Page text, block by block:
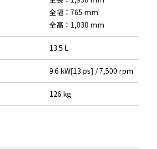
全幅：765 mm
全高：1,030 mm
13.5 L
9.6 kW[13 ps] / 7,500 rpm
126 kg